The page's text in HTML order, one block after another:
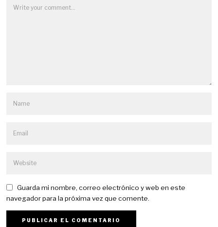
Guarda mi nombre, correo electrónico y web en este
navegador para la próxima vez que comente.